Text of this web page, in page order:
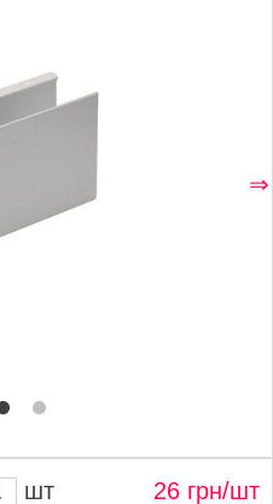
⇒
шт 26 грн/шт